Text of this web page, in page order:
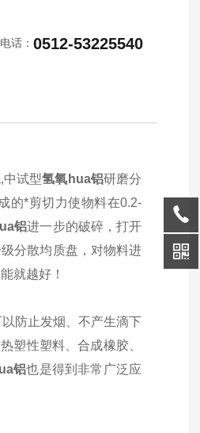
话：0512-53225540
中试型氢氧hua铝研磨分
的*剪切力使物料在0.2-
铝进一步的破碎，打开
分散均质盘，对物料进
就越好！
防止发烟、不产生滴下
塑性塑料、合成橡胶、
铝也是得到非常广泛应